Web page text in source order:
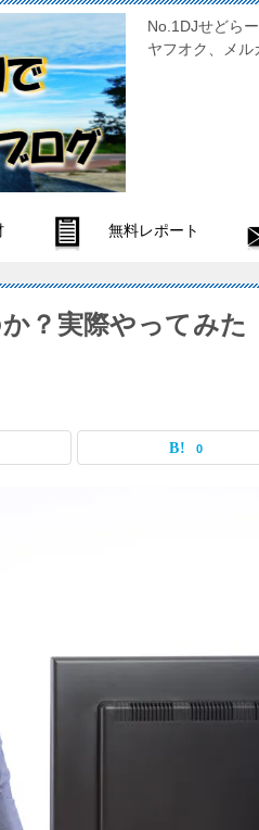
No.1DJせどら
ヤフオク、メ
無料レポート
？実際やってみた
0